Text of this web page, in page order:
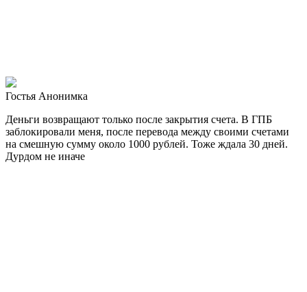
Гостья Анонимка
Деньги возвращают только после закрытия счета. В ГПБ
заблокировали меня, после перевода между своими счетами
на смешную сумму около 1000 рублей. Тоже ждала 30 дней.
Дурдом не иначе